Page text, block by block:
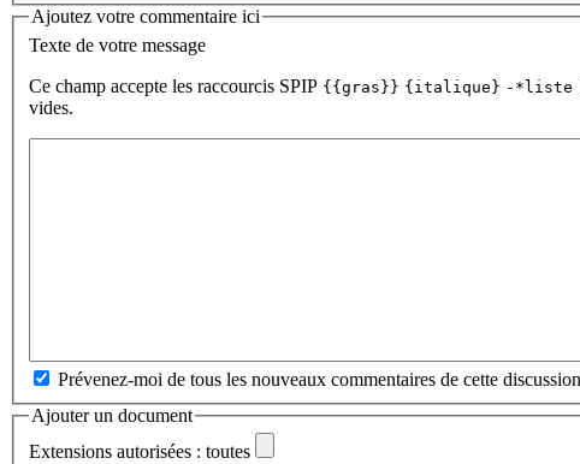
Ajoutez votre commentaire ici
Texte de votre message
Ce champ accepte les raccourcis SPIP {{gras}} {italique} -*liste
vides.
Prévenez-moi de tous les nouveaux commentaires de cette
Ajouter un document
Extensions autorisées : toutes